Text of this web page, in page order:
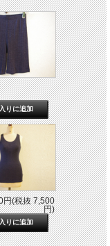
円(税抜 7,500
円)